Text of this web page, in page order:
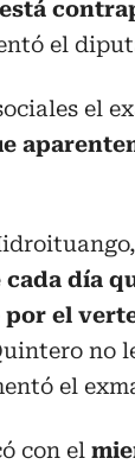
el
el
cada día
el
no
el
con el